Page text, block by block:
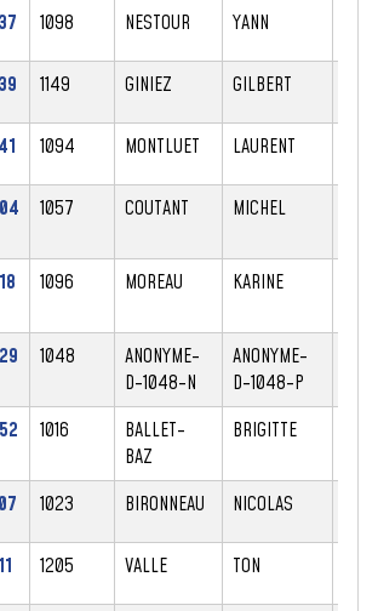
1098 NESTOUR YANN
1149 GINIEZ GILBERT
1094 MONTLUET LAURENT
1057 COUTANT MICHEL
1096 MOREAU KARINE
1048
ANONYME-
D-1048-N
ANONYME-
D-1048-P
1016
BALLET-
BAZ
BRIGITTE
1023 BIRONNEAU NICOLAS
1205 VALLE TON